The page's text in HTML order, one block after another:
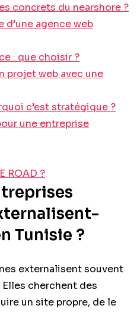
concrets du nearshore ?
agence web
: que choisir ?
projet web avec une
c’est stratégique ?
une entreprise
ROAD ?
Tunisie ?
externalisent souvent
cherchent des
un site propre, de le